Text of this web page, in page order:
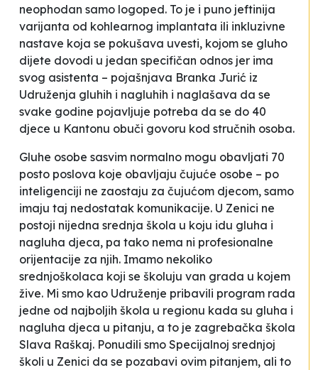
neophodan samo logoped. To je i puno jeftinija
varijanta od kohlearnog implantata ili inkluzivne
nastave koja se pokušava uvesti, kojom se gluho
dijete dovodi u jedan specifičan odnos jer ima
svog asistenta – pojašnjava Branka Jurić iz
Udruženja gluhih i nagluhih i naglašava da se
svake godine pojavljuje potreba da se do 40
djece u Kantonu obuči govoru kod stručnih osoba.
Gluhe osobe sasvim normalno mogu obavljati 70
posto poslova koje obavljaju čujuće osobe – po
inteligenciji ne zaostaju za čujućom djecom, samo
imaju taj nedostatak komunikacije. U Zenici ne
postoji nijedna srednja škola u koju idu gluha i
nagluha djeca, pa tako nema ni profesionalne
orijentacije za njih. Imamo nekoliko
srednjoškolaca koji se školuju van grada u kojem
žive. Mi smo kao Udruženje pribavili program rada
jedne od najboljih škola u regionu kada su gluha i
nagluha djeca u pitanju, a to je zagrebačka škola
Slava Raškaj. Ponudili smo Specijalnoj srednjoj
školi u Zenici da se pozabavi ovim pitanjem, ali to